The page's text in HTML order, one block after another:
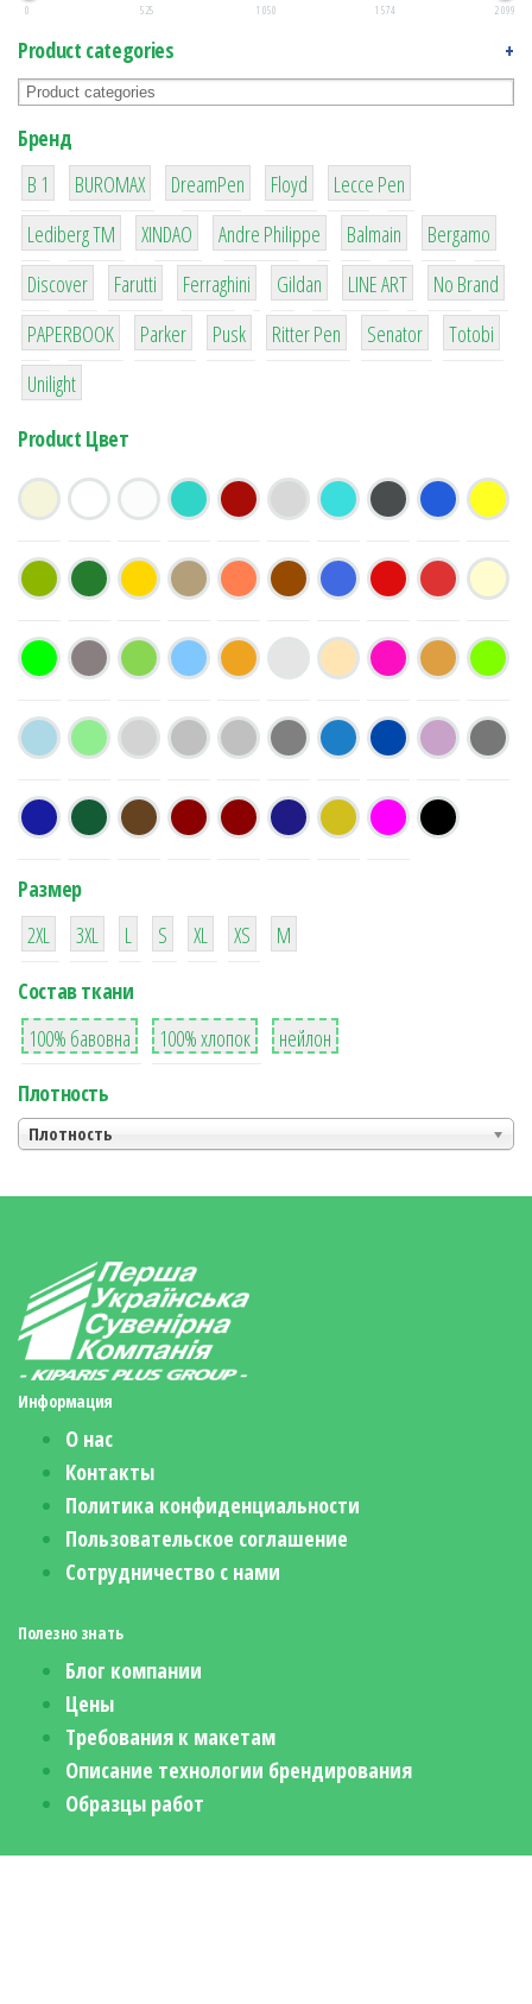
0 525 1 050 1 574 2 099
Product categories +
Бренд
B 1
1
BUROMAX
1
DreamPen
2
Floyd
2
Lecce Pen
3
Lediberg ТМ
3
XINDAO
1
Andre Philippe
4
Balmain
26
Bergamo
64
Discover
299
Farutti
4
Ferraghini
42
Gildan
4
LINE ART
90
No Brand
8
PAPERBOOK
6
Parker
2
Pusk
22
Ritter Pen
15
Senator
43
Totobi
1
Unilight
Product Цвет
Размер
38
2XL
16
3XL
42
L
42
S
42
XL XS
М
Состав ткани
8
100% бавовна
36
100% хлопок
2
нейлон
Плотность
Плотность
Информация
О нас
Контакты
Политика конфиденциальности
Пользовательское соглашение
Сотрудничество с нами
Полезно знать
Блог компании
Цены
Требования к макетам
Описание технологии брендирования
Образцы работ